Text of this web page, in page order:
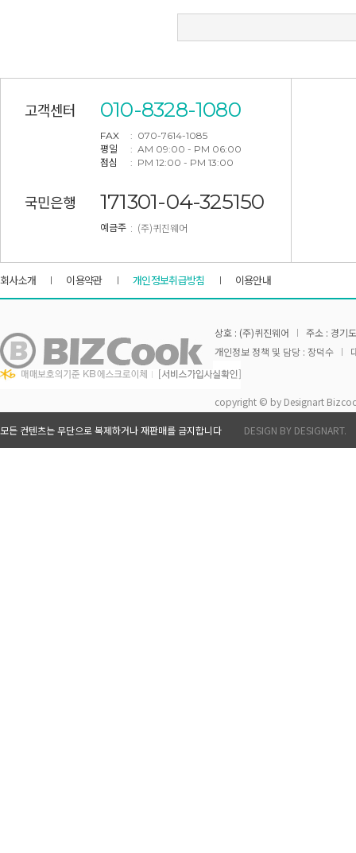
고객센터 010-8328-1080
FAX
: 070-7614-1085
평일
: AM 09:00 - PM 06:00
점심
: PM 12:00 - PM 13:00
국민은행 171301-04-325150
예금주 : (주)퀴진웨어
회사소개 이용약관 개인정보취급방침 이용안내
상호 : (주)퀴진웨어
주소 : 경기
개인정보 정책 및 담당 : 장덕수
copyright © by Designart
모든 컨텐츠는 무단으로 복제하거나 재판매를 금지합니다 DESIGN BY DESIGNART.